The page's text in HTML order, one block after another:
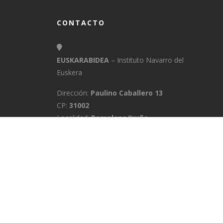
CONTACTO
EUSKARABIDEA – Instituto Navarro del
Euskera
Dirección: Paulino Caballero 13
CP: 31002
Localidad:Pamplona/Iruña